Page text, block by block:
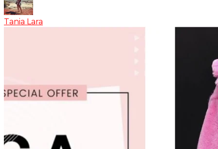
Tania Lara